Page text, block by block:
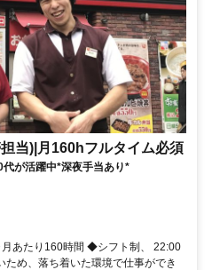
当)|月160hフルタイム必須
が活躍中*深夜手当あり*
あたり160時間 ◆シフト制、 22:00
ため、落ち着いた環境で仕事ができ